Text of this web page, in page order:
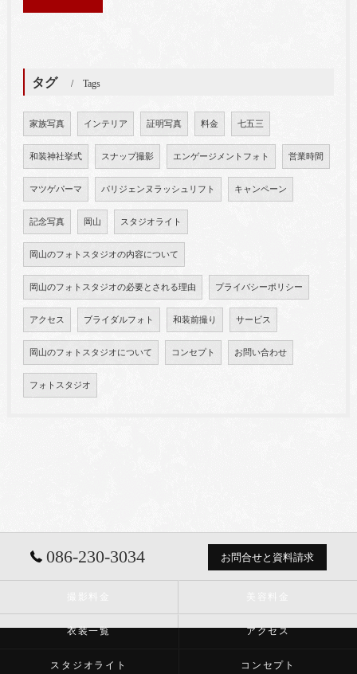
タグ Tags
家族写真 インテリア 証明写真 料金 七五三
和装神社挙式 スナップ撮影 エンゲージメントフォト 営業時間
マツゲパーマ パリジェンヌラッシュリフト キャンペーン
記念写真 岡山 スタジオライト
岡山のフォトスタジオの内容について
岡山のフォトスタジオの必要とされる理由 プライバシーポリシー
アクセス ブライダルフォト 和装前撮り サービス
岡山のフォトスタジオについて コンセプト お問い合わせ
フォトスタジオ
086-230-3034 お問合せと資料請求
衣装一覧 アクセス
スタジオライト コンセプト